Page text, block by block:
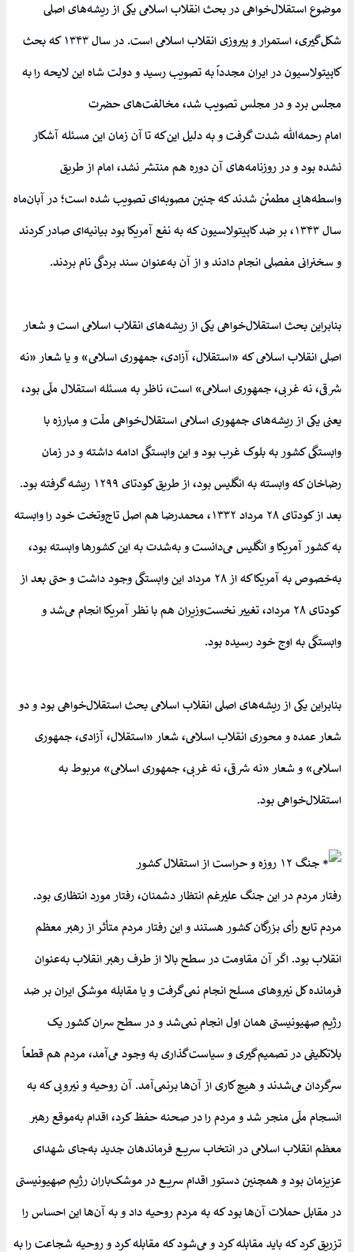
موضوع استقلال‌خواهی در بحث انقلاب اسلامی یکی از ریشه‌های اصلی
شکل‌گیری، استمرار و پیروزی انقلاب اسلامی است. در سال ۱۳۴۳ که بحث
کاپیتولاسیون در ایران مجدداً به تصویب رسید و دولت شاه این لایحه را به
مجلس برد و در مجلس تصویب شد، مخالفت‌های حضرت
امام رحمه‌الله شدت گرفت و به دلیل این‌که تا آن زمان این مسئله آشکار
نشده بود و در روزنامه‌های آن دوره هم منتشر نشد، امام از طریق
واسطه‌هایی مطمئن شدند که چنین مصوبه‌ای تصویب شده است؛ در آبان‌ماه
سال ۱۳۴۳، بر ضد کاپیتولاسیون که به نفع آمریکا بود بیانیه‌ای صادر کردند
و سخنرانی مفصلی انجام دادند و از آن به‌عنوان سند بردگی نام بردند.
بنابراین بحث استقلال‌خواهی یکی از ریشه‌های انقلاب اسلامی است و شعار
اصلی انقلاب اسلامی که «استقلال، آزادی، جمهوری اسلامی» و یا شعار «نه
شرقی، نه غربی، جمهوری اسلامی» است، ناظر به مسئله استقلال ملّی بود،
یعنی یکی از ریشه‌های جمهوری اسلامی استقلال‌خواهی ملّت و مبارزه با
وابستگی کشور به بلوک غرب بود و این وابستگی ادامه داشته و در زمان
رضاخان که وابسته به انگلیس بود، از طریق کودتای ۱۲۹۹ ریشه گرفته بود.
بعد از کودتای ۲۸ مرداد ۱۳۳۲، محمدرضا هم اصل تاج‌وتخت خود را وابسته
به کشور آمریکا و انگلیس می‌دانست و به‌شدت به این کشورها وابسته بود،
به‌خصوص به آمریکا که از ۲۸ مرداد این وابستگی وجود داشت و حتی بعد از
کودتای ۲۸ مرداد، تغییر نخست‌وزیران هم با نظر آمریکا انجام می‌شد و
وابستگی به اوج خود رسیده بود.
بنابراین یکی از ریشه‌های اصلی انقلاب اسلامی بحث استقلال‌خواهی بود و دو
شعار عمده و محوری انقلاب اسلامی، شعار «استقلال، آزادی، جمهوری
اسلامی» و شعار «نه شرقی، نه غربی، جمهوری اسلامی» مربوط به
استقلال‌خواهی بود.
جنگ ۱۲ روزه و حراست از استقلال کشور
رفتار مردم در این جنگ علیرغم انتظار دشمنان، رفتار مورد انتظاری بود.
مردم تابع رأی بزرگان کشور هستند و این رفتار مردم متأثر از رهبر معظم
انقلاب بود. اگر آن مقاومت در سطح بالا از طرف رهبر انقلاب به‌عنوان
فرمانده کل نیروهای مسلح انجام نمی‌گرفت و یا مقابله موشکی ایران بر ضد
رژیم صهیونیستی همان اول انجام نمی‌شد و در سطح سران کشور یک
بلاتکلیفی در تصمیم‌گیری و سیاست‌گذاری به وجود می‌آمد، مردم هم قطعاً
سرگردان می‌شدند و هیچ کاری از آن‌ها برنمی‌آمد. آن روحیه و نیرویی که به
انسجام ملّی منجر شد و مردم را در صحنه حفظ کرد، اقدام به‌موقع رهبر
معظم انقلاب اسلامی در انتخاب سریع فرماندهان جدید به‌جای شهدای
عزیزمان بود و همچنین دستور اقدام سریع در موشک‌باران رژیم صهیونیستی
در مقابل حملات آن‌ها بود که به مردم روحیه داد و به آن‌ها این احساس را
تزریق کرد که باید مقابله کرد و می‌شود که مقابله کرد و روحیه شجاعت را به